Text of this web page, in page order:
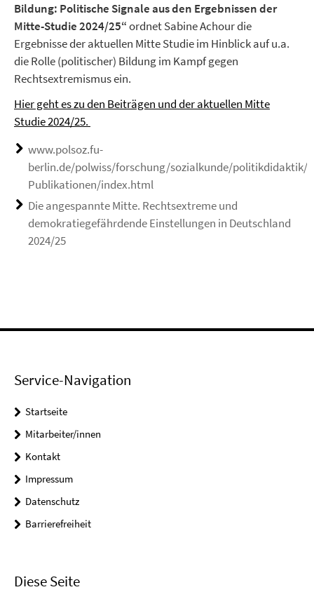
Bildung: Politische Signale aus den Ergebnissen der
Mitte-Studie 2024/25“ordnet Sabine Achour die
Ergebnisse der aktuellen Mitte Studie im Hinblick auf u.a.
die Rolle (politischer) Bildung im Kampf gegen
Rechtsextremismus ein.
Hier geht es zu den Beiträgen und der aktuellen Mitte
Studie 2024/25.
www.polsoz.fu-
berlin.de/polwiss/forschung/sozialkunde/politikdidaktik/
Publikationen/index.html
Die angespannte Mitte. Rechtsextreme und
demokratiegefährdende Einstellungen in Deutschland
2024/25
Service-Navigation
Startseite
Mitarbeiter/innen
Kontakt
Impressum
Datenschutz
Barrierefreiheit
Diese Seite